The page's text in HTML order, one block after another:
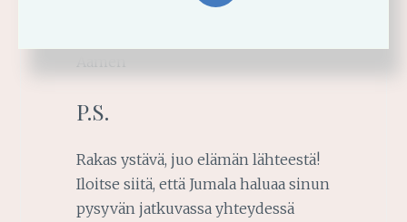
Muuta meitä, uudista ja virkistä.
P.S.
Rakas ystävä, juo elämän lähteestä!
Iloitse siitä, että Jumala haluaa sinun
pysyvän jatkuvassa yhteydessä